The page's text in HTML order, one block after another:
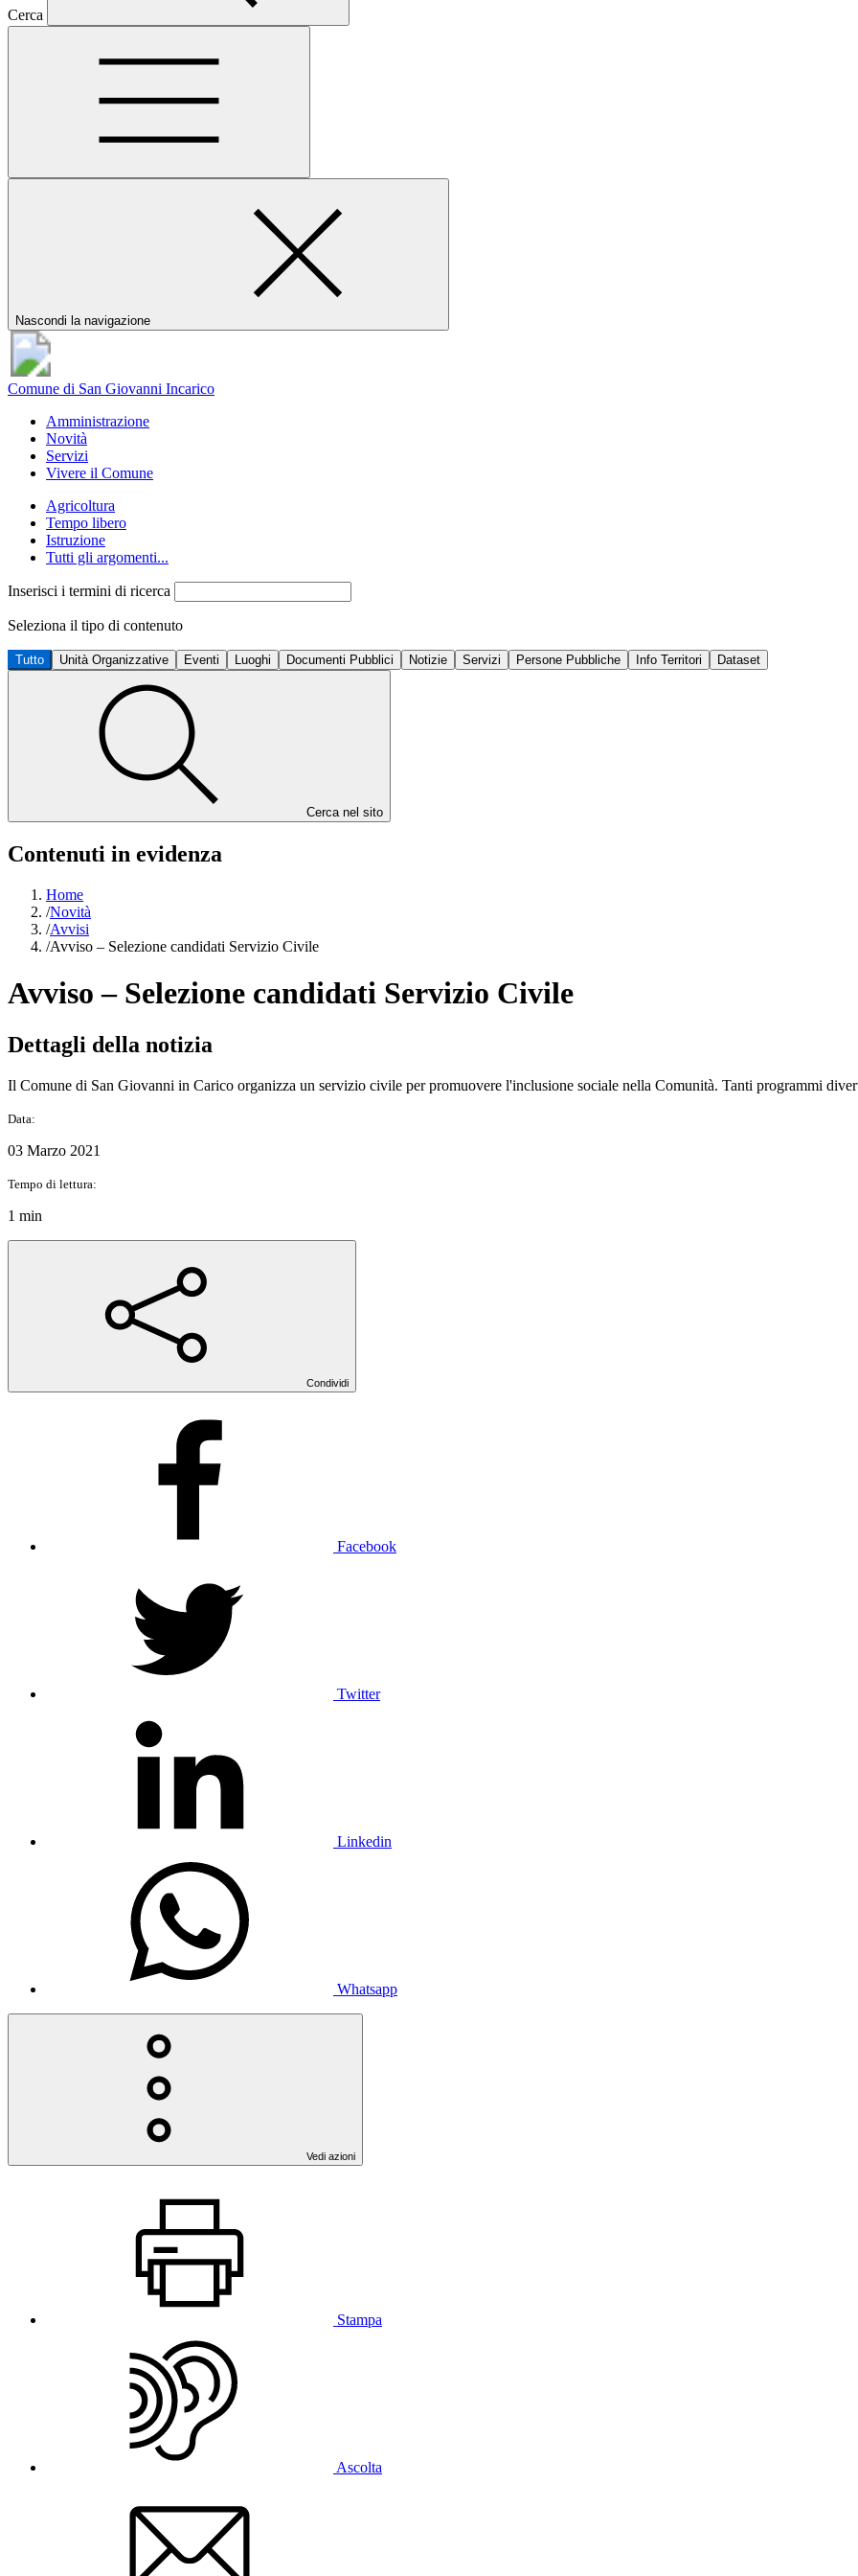
Cerca
Nascondi la navigazione
Comune di San Giovanni Incarico
Amministrazione
Novità
Servizi
Vivere il Comune
Agricoltura
Tempo libero
Istruzione
Tutti gli argomenti...
Inserisci i termini di ricerca
Seleziona il tipo di contenuto
Tutto Unità Organizzative Eventi Luoghi Documenti Pubblici Notizie Servizi Persone Pubbliche Info Territori Dataset
Cerca nel sito
Contenuti in evidenza
Home
/Novità
/Avvisi
/Avviso – Selezione candidati Servizio Civile
Avviso – Selezione candidati Servizio Civile
Dettagli della notizia
Il Comune di San Giovanni in Carico organizza un servizio civile per promuovere l'inclusione sociale nella Comunità. Tanti programmi
Data:
03 Marzo 2021
Tempo di lettura:
1 min
Condividi
Facebook
Twitter
Linkedin
Whatsapp
Vedi azioni
Stampa
Ascolta